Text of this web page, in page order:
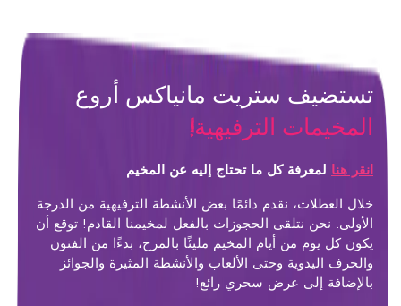
تستضيف ستريت مانياكس أروع
المخيمات الترفيهية!
انقر هنا لمعرفة كل ما تحتاج إليه عن المخيم
خلال العطلات، نقدم دائمًا بعض الأنشطة الترفيهية من الدرجة
الأولى. نحن نتلقى الحجوزات بالفعل لمخيمنا القادم! توقع أن
يكون كل يوم من أيام المخيم مليئًا بالمرح، بدءًا من الفنون
والحرف اليدوية وحتى الألعاب والأنشطة المثيرة والجوائز
بالإضافة إلى عرض سحري رائع!